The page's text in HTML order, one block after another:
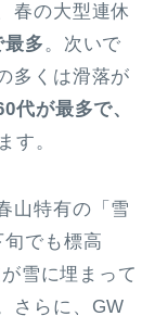
春の大型連休
最多。次いで
多くは滑落が
代が最多で、
す。
山特有の「雪
でも標高
雪に埋まって
さらに、GW